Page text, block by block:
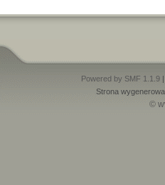
Powered by SMF 1.1.9
Strona
©